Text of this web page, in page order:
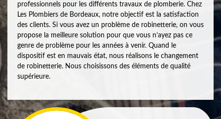
professionnels pour les différents travaux de plomberie. Chez
Les Plombiers de Bordeaux, notre objectif est la satisfaction
des clients. Si vous avez un problème de robinetterie, on vous
propose la meilleure solution pour que vous n’ayez pas ce
genre de problème pour les années à venir. Quand le
dispositif est en mauvais état, nous réalisons le changement
de robinetterie. Nous choisissons des éléments de qualité
supérieure.